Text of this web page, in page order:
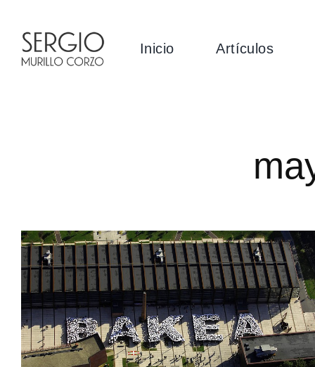
contenido
Inicio Artículos